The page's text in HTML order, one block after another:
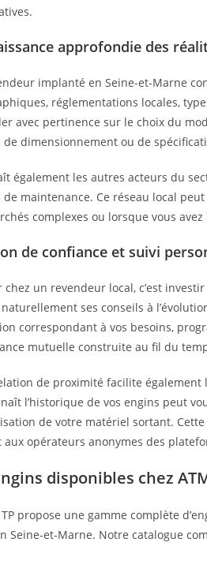
approfondie des
implanté en Seine-et-Marne
réglementations locales,
avec pertinence sur le choix du
dimensionnement ou de
également les autres acteurs du
de maintenance. Ce réseau local
complexes ou lorsque vous
de confiance et suivi
chez un revendeur local, c’est
ses conseils à
correspondant à vos besoins,
mutuelle construite au fil du
de proximité facilite
l’historique de vos engins peut
de votre matériel sortant.
aux opérateurs anonymes des
disponibles chez
TP propose une gamme complète
Seine-et-Marne. Notre catalogue